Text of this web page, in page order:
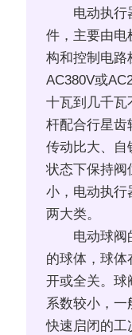
电动执行
件，主要由电
构和控制电路
AC380V或
十瓦到几千瓦
杆配合行星齿
传动比大、自
状态下保持阀
小，电动执行
两大类。
电动球阀
的球体，球体
开或全关。球
系数较小，一
快速启闭的工